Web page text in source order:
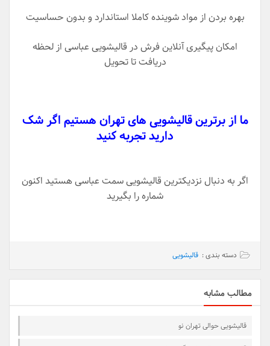
بهره بردن از مواد شوینده کاملا استاندارد و بدون حساسیت
امکان پیگیری آنلاین فرش در قالیشویی عباسی از لحظه
دریافت تا تحویل
ما از برترین قالیشویی های تهران هستیم اگر شک
دارید تجربه کنید
اگر به دنبال نزدیکترین قالیشویی سمت عباسی هستید اکنون
شماره را بگیرید
دسته بندی : قالیشویی
مطالب مشابه
قالیشویی حوالی تهران نو